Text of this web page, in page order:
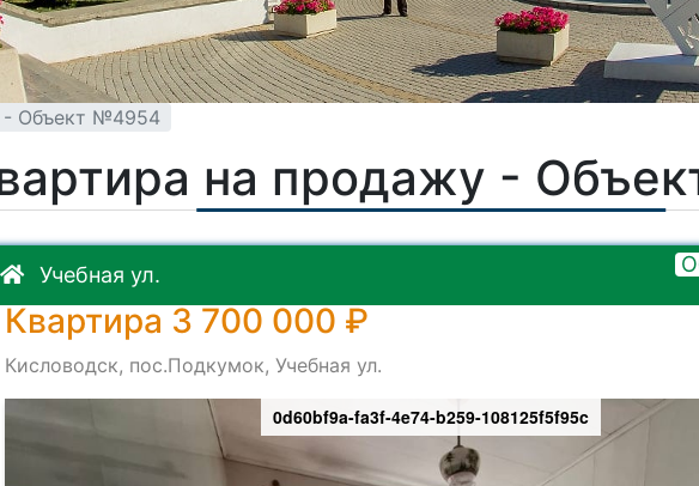
- Объект №4954
на продажу -
Учебная ул.
Квартира 3 700 000 ₽
Кисловодск, пос.Подкумок, Учебная ул.
0d60bf9a-fa3f-4e74-b259-108125f5f95c